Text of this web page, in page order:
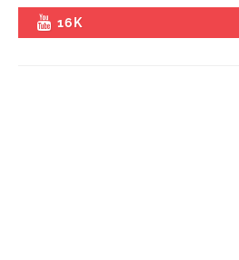
16K